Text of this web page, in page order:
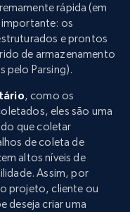
rápida (em
importante: os
e prontos
de armazenamento
pelo Parsing).
, como os
eles são uma
que coletar
de coleta de
altos níveis de
Assim, por
projeto, cliente ou
deseja criar uma